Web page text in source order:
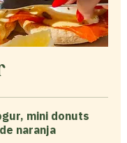
mini donuts
naranja